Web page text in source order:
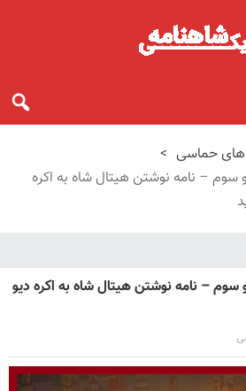
های حماسی >
– نامه نوشتن هیتال شاه به اکره
– نامه نوشتن هیتال شاه به اکره دیو